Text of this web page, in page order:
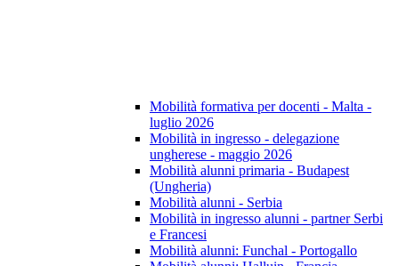
Mobilità formativa per docenti - Malta -
luglio 2026
Mobilità in ingresso - delegazione
ungherese - maggio 2026
Mobilità alunni primaria - Budapest
(Ungheria)
Mobilità alunni - Serbia
Mobilità in ingresso alunni - partner Serbi
e Francesi
Mobilità alunni: Funchal - Portogallo